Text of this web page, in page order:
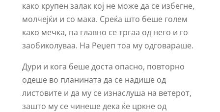
како крупен залак кој не може да се избегне,
молчејќи и со мака. Среќа што беше голем
како мечка, па главно се тргаа од него и го
заобиколуваа. На Реџеп тоа му одговараше.
Дури и кога беше доста опасно, повторно
одеше во планината да се надише од
листовите и да му се изнаслуша на ветерот,
зашто му се чинеше дека ќе цркне од